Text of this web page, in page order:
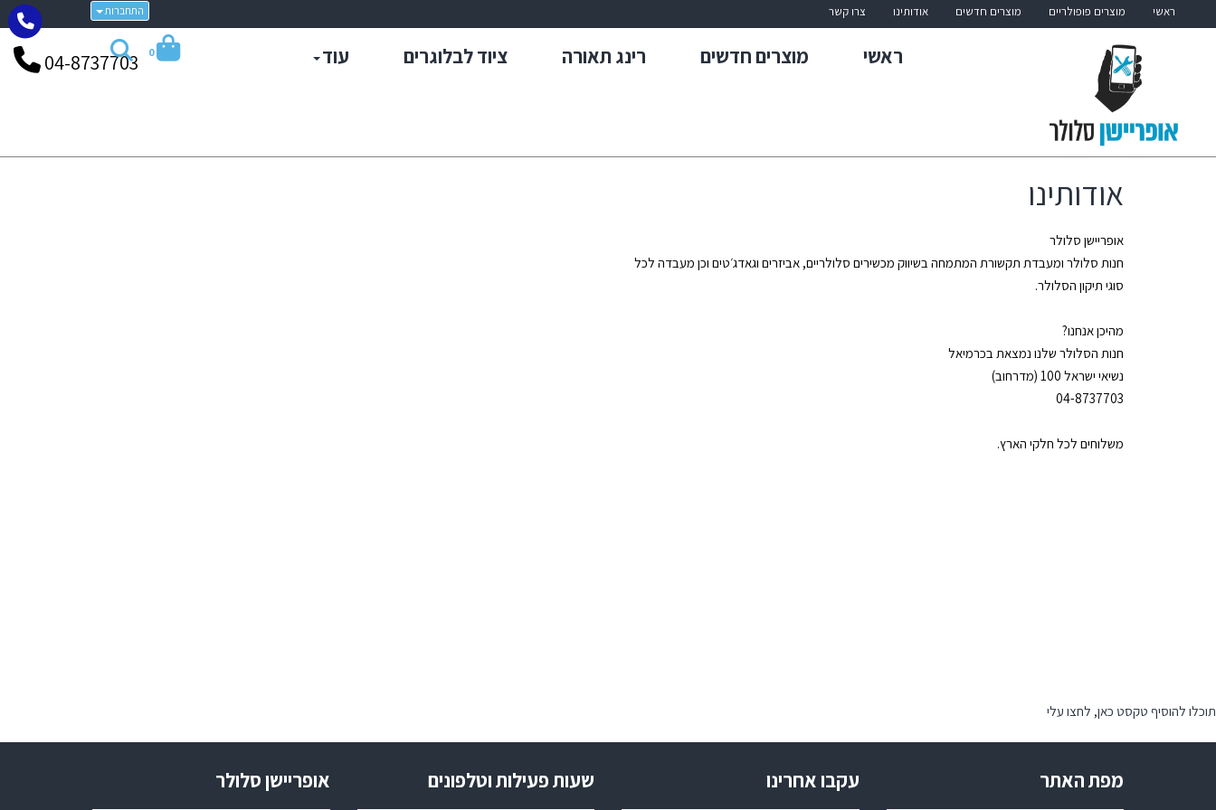
התחברות ראשי מוצרים פופולריים מוצרים חדשים אודותינו צרו קשר
ראשי מוצרים חדשים רינג תאורה ציוד לבלוגרים עוד 0
04-8737703
אודותינו
אופריישן סלולר
חנות סלולר ומעבדת תקשורת המתמחה בשיווק מכשירים סלולריים, אביזרים וגאדג׳טים וכן מעבדה לכל
סוגי תיקון הסלולר.
מהיכן אנחנו?
חנות הסלולר שלנו נמצאת בכרמיאל
נשיאי ישראל 100 (מדרחוב)
04-8737703
משלוחים לכל חלקי הארץ.
תוכלו להוסיף טקסט כאן, לחצו עלי
מפת האתר עקבו אחרינו שעות פעילות וטלפונים אופריישן סלולר